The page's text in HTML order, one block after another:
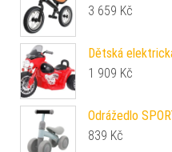
3 659 Kč
Dětská
1 909 Kč
Odrážedlo
839 Kč